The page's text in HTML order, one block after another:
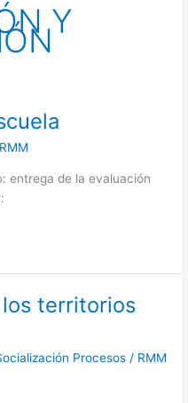
Y
RMM
entrega de la evaluación
los territorios
Procesos / RMM